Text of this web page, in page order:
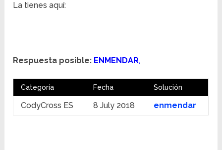
La tienes aquí:
Respuesta posible: ENMENDAR,
Categoría Fecha Solución
CodyCross ES 8 July 2018 enmendar